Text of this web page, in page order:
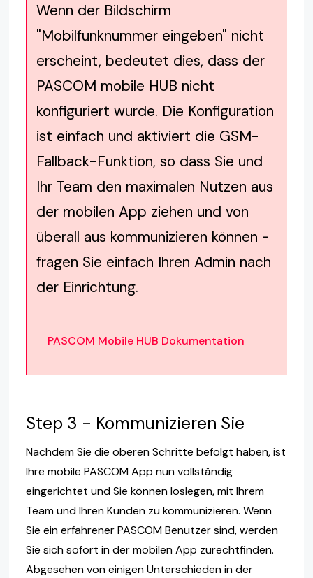
Wenn der Bildschirm
"Mobilfunknummer eingeben" nicht
erscheint, bedeutet dies, dass der
PASCOM mobile HUB nicht
konfiguriert wurde. Die Konfiguration
ist einfach und aktiviert die GSM-
Fallback-Funktion, so dass Sie und
Ihr Team den maximalen Nutzen aus
der mobilen App ziehen und von
überall aus kommunizieren können -
fragen Sie einfach Ihren Admin nach
der Einrichtung.
PASCOM Mobile HUB Dokumentation
Step 3 - Kommunizieren Sie
Nachdem Sie die oberen Schritte befolgt haben, ist
Ihre mobile PASCOM App nun vollständig
eingerichtet und Sie können loslegen, mit Ihrem
Team und Ihren Kunden zu kommunizieren. Wenn
Sie ein erfahrener PASCOM Benutzer sind, werden
Sie sich sofort in der mobilen App zurechtfinden.
Abgesehen von einigen Unterschieden in der